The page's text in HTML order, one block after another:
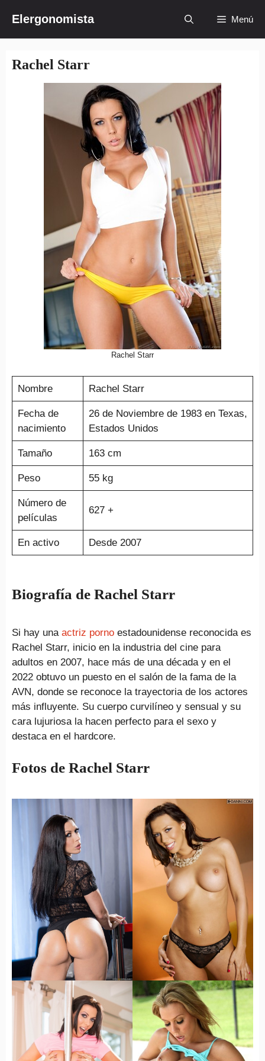
contenido
Elergonomista Menú
Rachel Starr
Rachel Starr
Nombre Rachel Starr
Fecha de
nacimiento
26 de Noviembre de 1983 en Texas,
Estados Unidos
Tamaño 163 cm
Peso 55 kg
Número de
películas
627 +
En activo Desde 2007
Biografía de Rachel Starr
Si hay una actriz porno estadounidense reconocida es
Rachel Starr, inicio en la industria del cine para
adultos en 2007, hace más de una década y en el
2022 obtuvo un puesto en el salón de la fama de la
AVN, donde se reconoce la trayectoria de los actores
más influyente. Su cuerpo curvilíneo y sensual y su
cara lujuriosa la hacen perfecto para el sexo y
destaca en el hardcore.
Fotos de Rachel Starr